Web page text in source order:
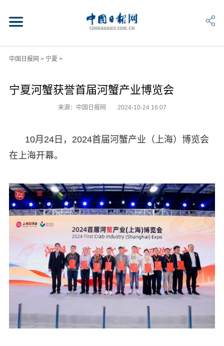
中国日报网 > 宁夏 >
宁夏河蟹获誉首届河蟹产业博览会
来源：中国日报网 2024-10-24 16:07
10月24日，2024首届河蟹产业（上海）博览会
在上海开幕。